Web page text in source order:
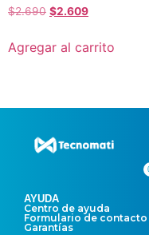
$2.690 $2.609
Agregar al carrito
AYUDA
Centro de ayuda
Formulario de contacto
Garantías